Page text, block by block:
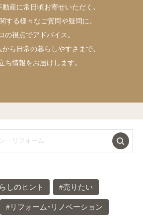
動産に常日頃お寄せいただく、
する様々なご質問や疑問に、
の視点でアドバイス。
ら日常の暮らしやすさまで、
ち情報をお届けします。
しのヒント #売りたい
#リフォーム・リノベーション